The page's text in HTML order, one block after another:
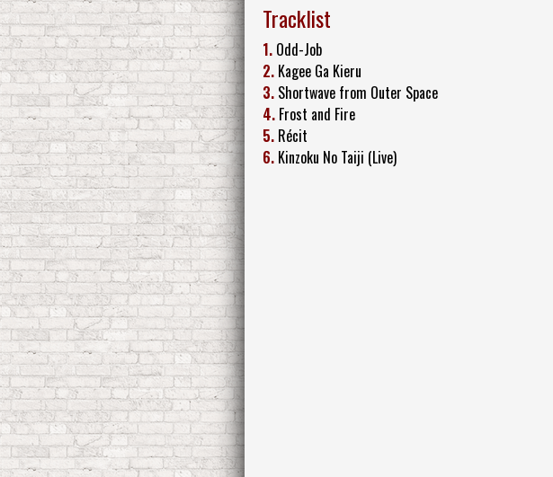
Tracklist
1. Odd-Job
2. Kagee Ga Kieru
3. Shortwave from Outer Space
4. Frost and Fire
5. Récit
6. Kinzoku No Taiji (Live)